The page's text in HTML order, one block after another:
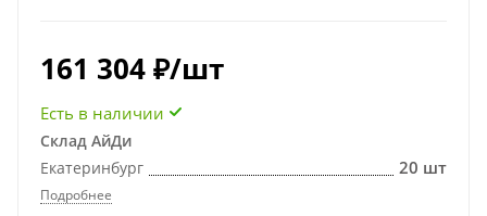
161 304₽/шт
Есть в наличии
Склад АйДи
Екатеринбург
20 шт
Подробнее